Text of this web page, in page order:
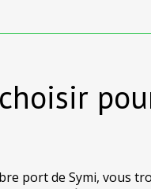
port de Symi, vous